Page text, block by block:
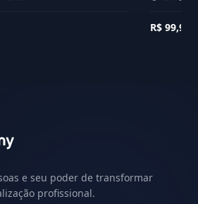
R$ 99,90
e seu poder de transformar
profissional.